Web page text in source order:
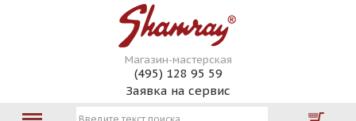
Магазин-мастерская
(495) 128 95 59
Заявка на сервис